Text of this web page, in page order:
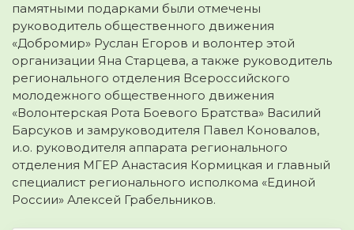
памятными подарками были отмечены
руководитель общественного движения
«Добромир» Руслан Егоров и волонтер этой
организации Яна Старцева, а также руководитель
регионального отделения Всероссийского
молодежного общественного движения
«Волонтерская Рота Боевого Братства» Василий
Барсуков и замруководителя Павел Коновалов,
и.о. руководителя аппарата регионального
отделения МГЕР Анастасия Кормицкая и главный
специалист регионального исполкома «Единой
России» Алексей Грабельников.